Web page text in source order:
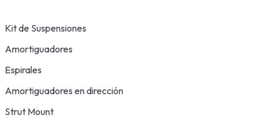
Kit de Suspensiones
Amortiguadores
Espirales
Amortiguadores en dirección
Strut Mount